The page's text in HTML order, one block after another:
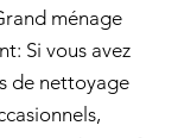
ménage
Si vous avez
de nettoyage